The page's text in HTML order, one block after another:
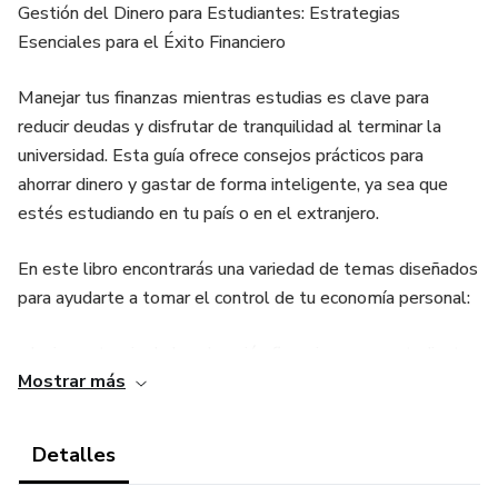
Gestión del Dinero para Estudiantes: Estrategias
Esenciales para el Éxito Financiero
Manejar tus finanzas mientras estudias es clave para
reducir deudas y disfrutar de tranquilidad al terminar la
universidad. Esta guía ofrece consejos prácticos para
ahorrar dinero y gastar de forma inteligente, ya sea que
estés estudiando en tu país o en el extranjero.
En este libro encontrarás una variedad de temas diseñados
para ayudarte a tomar el control de tu economía personal:
- Formas creativas de reducir gastos
Mostrar más
Detalles